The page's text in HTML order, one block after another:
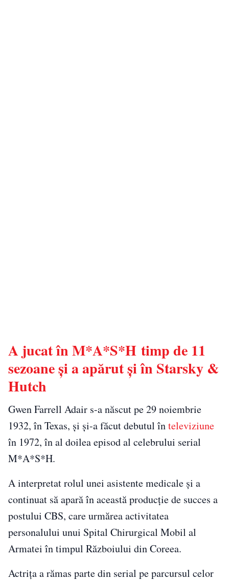
A jucat în M*A*S*H timp de 11
sezoane și a apărut și în Starsky &
Hutch
Gwen Farrell Adair s-a născut pe 29 noiembrie
1932, în Texas, și și-a făcut debutul înteleviziune
în 1972, în al doilea episod al celebrului serial
M*A*S*H.
A interpretat rolul unei asistente medicale și a
continuat să apară în această producție de succes a
postului CBS, care urmărea activitatea
personalului unui Spital Chirurgical Mobil al
Armatei în timpul Războiului din Coreea.
Actrița a rămas parte din serial pe parcursul celor